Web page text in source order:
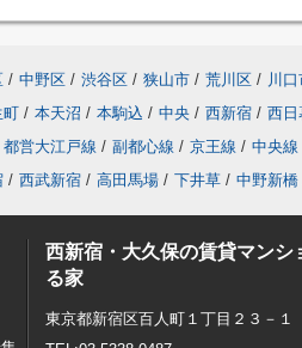
/ 中野区 / 渋谷区 / 狭山市 / 荒川区 / 川口
町 / 本天沼 / 本駒込 / 中央 / 西新宿 / 西日
都営大江戸線 / 副都心線 / 京王線 / 中央線
/ 西武新宿 / 高田馬場 / 下井草 / 中野新橋
西新宿・大久保の賃貸マンシ
る家
東京都新宿区百人町１丁目２３－１